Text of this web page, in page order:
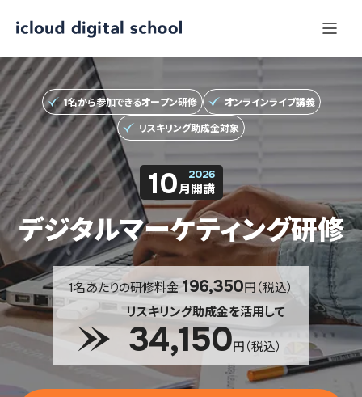
性
向
上
の
リ
ス
キ
リ
ン
グ！
D
X・
デ
1名から参加できるオープン研修
オンラインライブ講義
リスキリング助成金対象
2026
10月開講
デジタルマーケティング研修
1名あたりの研修料金 196,350円（税込）
リスキリング助成金を活用して
34,150円（税込）